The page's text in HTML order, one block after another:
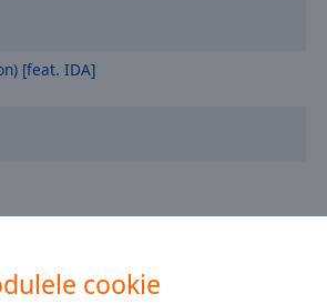
cookie
[feat. IDA]